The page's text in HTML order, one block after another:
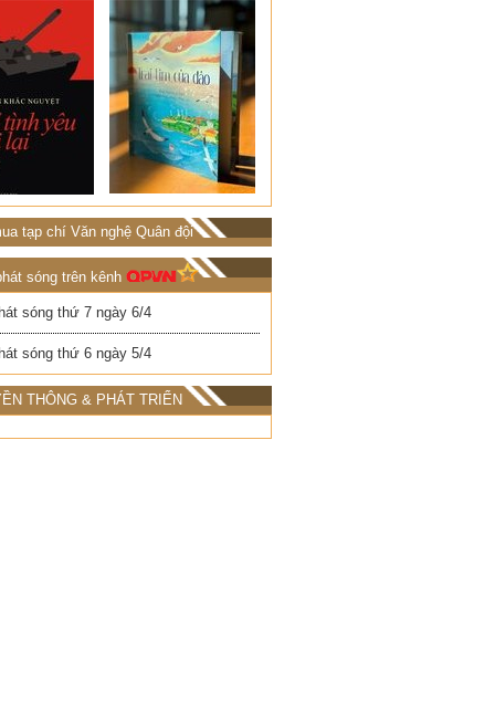
tạp chí Văn nghệ Quân đội
sóng trên kênh
sóng thứ 7 ngày 6/4
sóng thứ 6 ngày 5/4
THÔNG & PHÁT TRIỂN